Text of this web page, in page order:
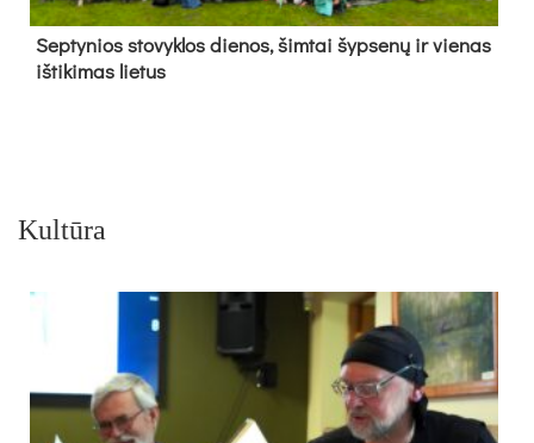
Sep­ty­nios sto­vyk­los die­nos, šim­tai šyp­se­nų ir vie­nas
iš­ti­ki­mas lie­tus
Kultūra